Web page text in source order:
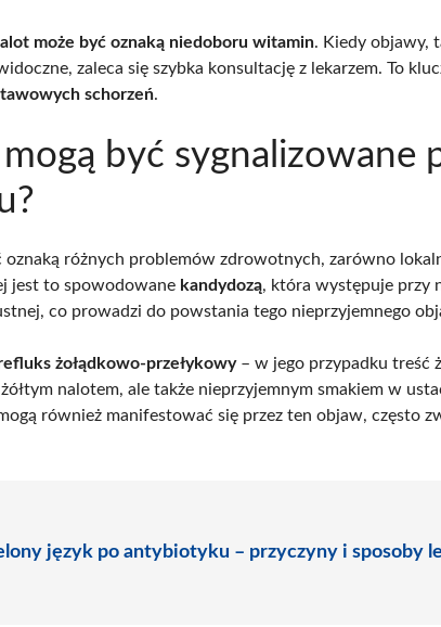
może być oznaką niedoboru witamin. Kiedy objawy,
zaleca się szybka konsultację z lekarzem. To
schorzeń.
być sygnalizowane
oznaką różnych problemów zdrowotnych, zarówno
jest to spowodowane kandydozą, która występuje przy
co prowadzi do powstania tego nieprzyjemnego
żołądkowo-przełykowy– w jego przypadku treść
nalotem, ale także nieprzyjemnym smakiem w
również manifestować się przez ten objaw, często
język po antybiotyku – przyczyny i sposoby